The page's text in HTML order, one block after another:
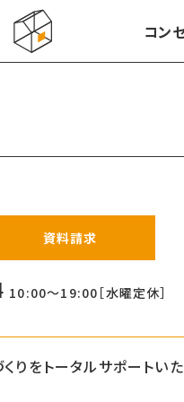
コン
資料請求
10:00〜19:00［水曜定休］
りをトータルサポートいた